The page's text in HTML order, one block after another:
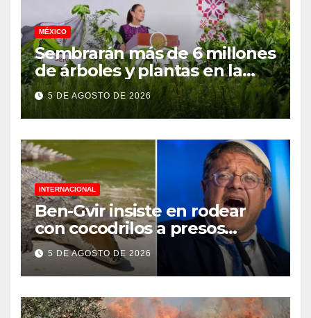
MÉXICO
Sembrarán más de 6 millones
de árboles y plantas en la
Jornada Nacional de
Reforestación 2026
5 DE AGOSTO DE 2026
INTERNACIONAL
Ben-Gvir insiste en rodear
con cocodrilos a presos
palestinos
5 DE AGOSTO DE 2026